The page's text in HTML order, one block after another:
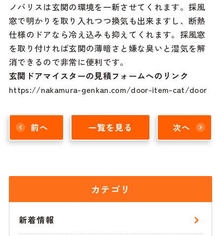
ノバリスは玄関の環境を一新させてくれます。採風
窓で明かりを取り入れつつ換気も出来ますし、断熱
仕様のドアなら冷え込みも抑えてくれます。採風窓
を取り付ければ玄関の薄暗さと嫌な臭いと湿気を解
消できるので非常に便利です。
玄関ドアマイスターの見積フォームへのリンク
https://nakamura-genkan.com/door-item-cat/door
前へ 一覧を見る 次へ
カテゴリ
新着情報